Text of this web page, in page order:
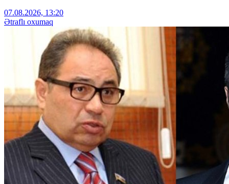
07.08.2026, 13:20
Ətraflı oxumaq